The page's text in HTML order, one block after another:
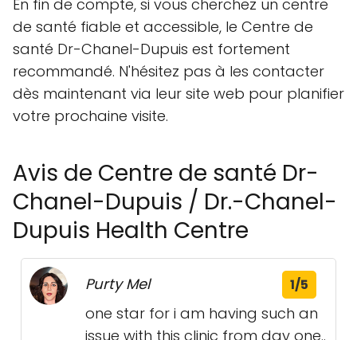
En fin de compte, si vous cherchez un centre
de santé fiable et accessible, le Centre de
santé Dr-Chanel-Dupuis est fortement
recommandé. N'hésitez pas à les contacter
dès maintenant via leur site web pour planifier
votre prochaine visite.
Avis de Centre de santé Dr-
Chanel-Dupuis / Dr.-Chanel-
Dupuis Health Centre
Purty Mel 1/5
one star for i am having such an
issue with this clinic from day one..